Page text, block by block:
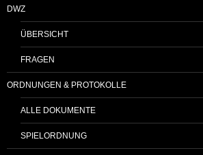
DWZ
ÜBERSICHT
FRAGEN
ORDNUNGEN & PROTOKOLLE
ALLE DOKUMENTE
SPIELORDNUNG